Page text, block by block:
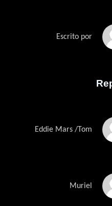
Escrito por
Eddie Mars /Tom
Muriel